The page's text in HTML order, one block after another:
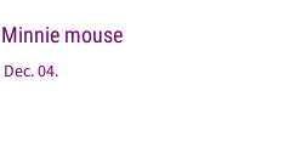
mouse
04.